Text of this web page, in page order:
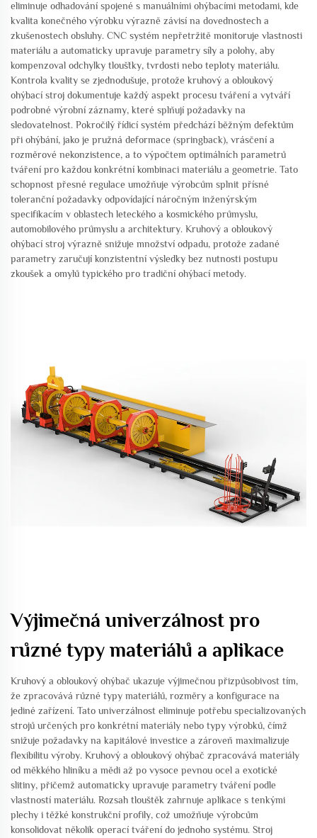
eliminuje odhadování spojené s manuálními ohýbacími metodami, kde
kvalita konečného výrobku výrazně závisí na dovednostech a
zkušenostech obsluhy. CNC systém nepřetržitě monitoruje vlastnosti
materiálu a automaticky upravuje parametry síly a polohy, aby
kompenzoval odchylky tloušťky, tvrdosti nebo teploty materiálu.
Kontrola kvality se zjednodušuje, protože kruhový a obloukový
ohýbací stroj dokumentuje každý aspekt procesu tváření a vytváří
podrobné výrobní záznamy, které splňují požadavky na
sledovatelnost. Pokročilý řídicí systém předchází běžným defektům
při ohýbání, jako je pružná deformace (springback), vrásčení a
rozměrové nekonzistence, a to výpočtem optimálních parametrů
tváření pro každou konkrétní kombinaci materiálu a geometrie. Tato
schopnost přesné regulace umožňuje výrobcům splnit přísné
toleranční požadavky odpovídající náročným inženýrským
specifikacím v oblastech leteckého a kosmického průmyslu,
automobilového průmyslu a architektury. Kruhový a obloukový
ohýbací stroj výrazně snižuje množství odpadu, protože zadané
parametry zaručují konzistentní výsledky bez nutnosti postupu
zkoušek a omylů typického pro tradiční ohýbací metody.
Výjimečná univerzálnost pro
různé typy materiálů a aplikace
Kruhový a obloukový ohýbač ukazuje výjimečnou přizpůsobivost tím,
že zpracovává různé typy materiálů, rozměry a konfigurace na
jediné zařízení. Tato univerzálnost eliminuje potřebu specializovaných
strojů určených pro konkrétní materiály nebo typy výrobků, čímž
snižuje požadavky na kapitálové investice a zároveň maximalizuje
flexibilitu výroby. Kruhový a obloukový ohýbač zpracovává materiály
od měkkého hliníku a mědi až po vysoce pevnou ocel a exotické
slitiny, přičemž automaticky upravuje parametry tváření podle
vlastností materiálu. Rozsah tlouštěk zahrnuje aplikace s tenkými
plechy i těžké konstrukční profily, což umožňuje výrobcům
konsolidovat několik operací tváření do jednoho systému. Stroj